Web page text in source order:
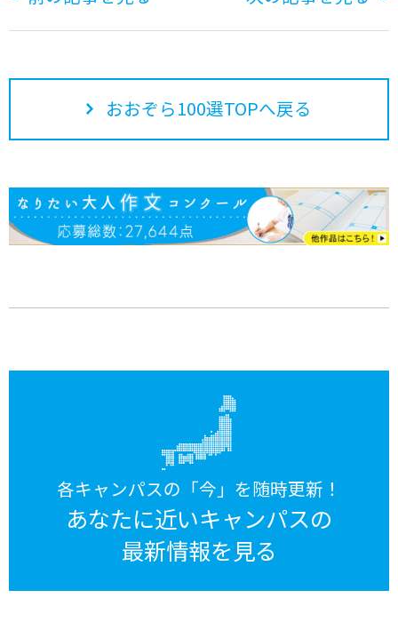
おおぞら100選TOPへ戻る
各キャンパスの「今」を随時更新！
あなたに近いキャンパスの
最新情報を見る